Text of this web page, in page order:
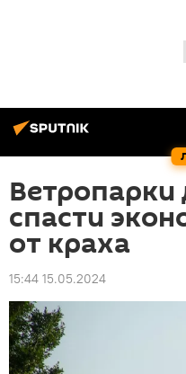
спасти
от краха
15:44 15.05.2024